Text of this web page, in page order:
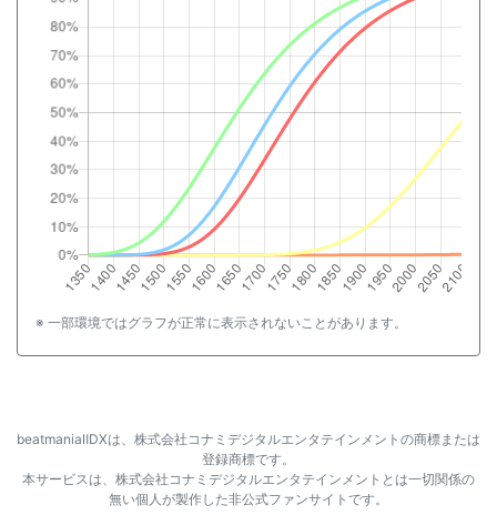
※ 一部環境ではグラフが正常に表示されないことがあります。
beatmaniaⅡDXは、株式会社コナミデジタルエンタテインメントの商標または
登録商標です。
本サービスは、株式会社コナミデジタルエンタテインメントとは一切関係の
無い個人が製作した非公式ファンサイトです。